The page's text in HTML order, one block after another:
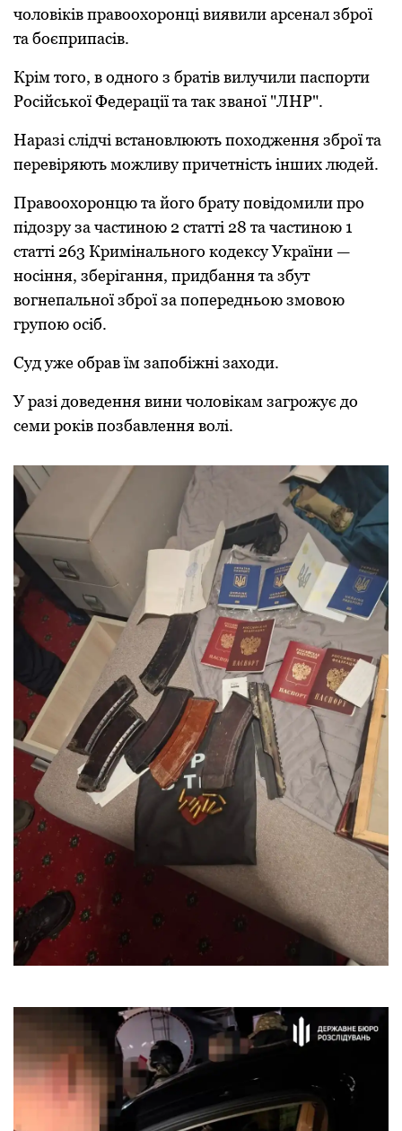
чоловіків правоохоронці виявили арсенал зброї
та боєприпасів.
Крім того, в одного з братів вилучили паспорти
Російської Федерації та так званої "ЛНР".
Наразі слідчі встановлюють походження зброї та
перевіряють можливу причетність інших людей.
Правоохоронцю та його брату повідомили про
підозру за частиною 2 статті 28 та частиною 1
статті 263 Кримінального кодексу України —
носіння, зберігання, придбання та збут
вогнепальної зброї за попередньою змовою
групою осіб.
Суд уже обрав їм запобіжні заходи.
У разі доведення вини чоловікам загрожує до
семи років позбавлення волі.